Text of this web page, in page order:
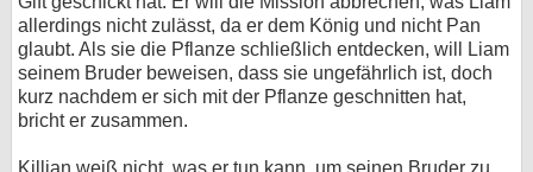
allerdings nicht zulässt, da er dem König und nicht Pan
glaubt. Als sie die Pflanze schließlich entdecken, will Liam
seinem Bruder beweisen, dass sie ungefährlich ist, doch
kurz nachdem er sich mit der Pflanze geschnitten hat,
bricht er zusammen.
Killian weiß nicht, was er tun kann, um seinen Bruder zu